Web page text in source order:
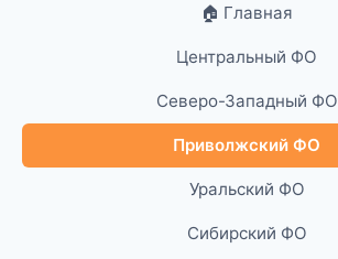
🏠 Главная
Центральный ФО
Северо-Западный ФО
Приволжский ФО
Уральский ФО
Сибирский ФО